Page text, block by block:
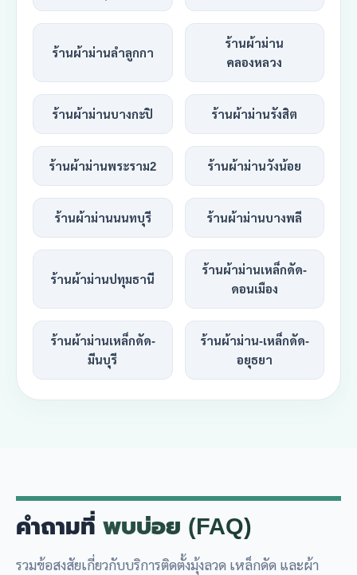
ร้านผ้าม่านลำลูกกา
ร้านผ้าม่าน
คลองหลวง
ร้านผ้าม่านบางกะปิ ร้านผ้าม่านรังสิต
ร้านผ้าม่านพระราม2 ร้านผ้าม่านวังน้อย
ร้านผ้าม่านนนทบุรี ร้านผ้าม่านบางพลี
ร้านผ้าม่านปทุมธานี
ร้านผ้าม่านเหล็กดัด-
ดอนเมือง
ร้านผ้าม่านเหล็กดัด-
มีนบุรี
ร้านผ้าม่าน-เหล็กดัด-
อยุธยา
คำถามที่ พบบ่อย (FAQ)
รวมข้อสงสัยเกี่ยวกับบริการติดตั้งมุ้งลวด เหล็กดัด และผ้า